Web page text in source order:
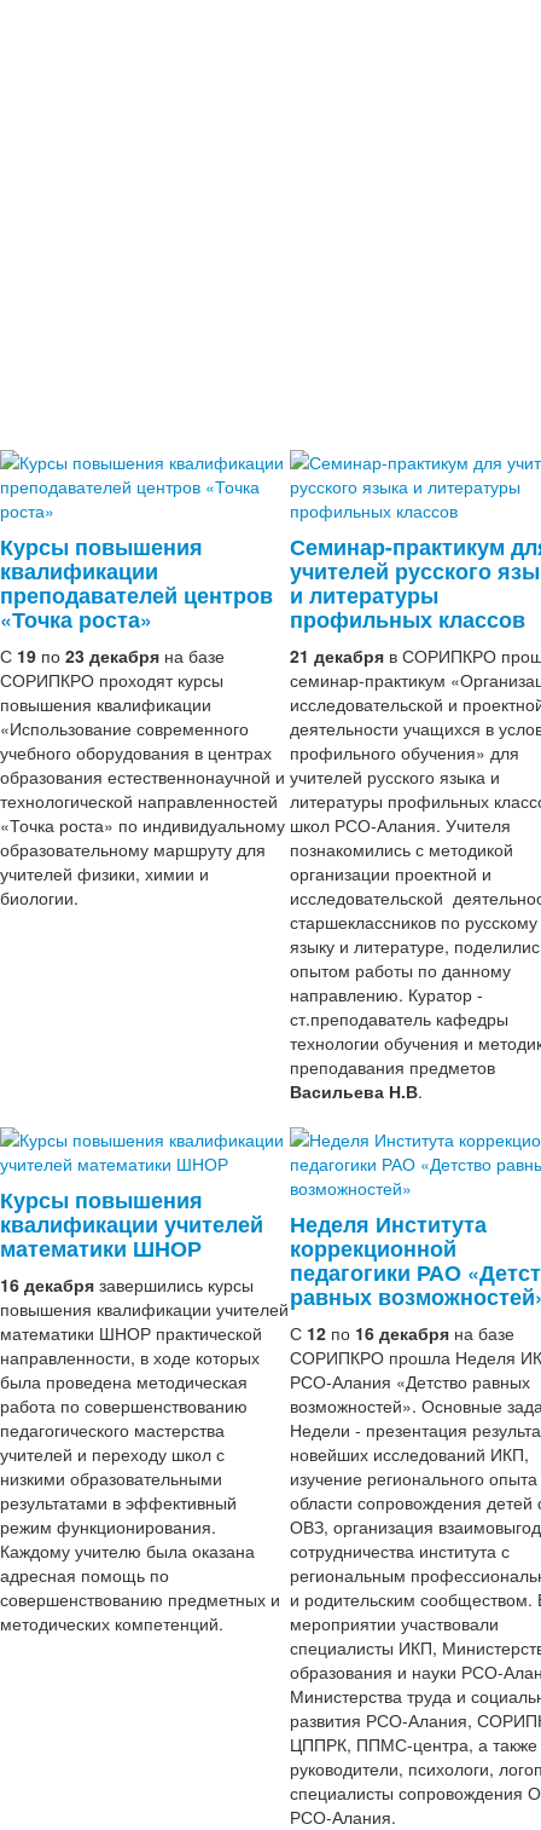
Курсы повышения
квалификации
преподавателей центров
«Точка роста»
С 19 по 23 декабря на базе
СОРИПКРО проходят курсы
повышения квалификации
«Использование современного
учебного оборудования в центрах
образования естественнонаучной и
технологической направленностей
«Точка роста» по индивидуальному
образовательному маршруту для
учителей физики, химии и
биологии.
Семинар-практикум
учителей русского
и литературы
профильных классов
21 декабря в СОРИПКРО
семинар-практикум
исследовательской и
деятельности учащихся в
профильного обучения» для
учителей русского языка и
литературы профильных
школ РСО-Алания. Учителя
познакомились с методикой
организации проектной и
исследовательской
старшеклассников по русскому
языку и литературе,
опытом работы по данному
направлению. Куратор -
ст.преподаватель кафедры
технологии обучения и
преподавания предметов
Васильева Н.В.
Курсы повышения
квалификации учителей
математики ШНОР
16 декабря завершились курсы
повышения квалификации учителей
математики ШНОР практической
направленности, в ходе которых
была проведена методическая
работа по совершенствованию
педагогического мастерства
учителей и переходу школ с
низкими образовательными
результатами в эффективный
режим функционирования.
Каждому учителю была оказана
адресная помощь по
совершенствованию предметных и
методических компетенций.
Неделя Института
коррекционной
педагогики РАО
равных
С 12 по 16 декабря на базе
СОРИПКРО прошла Неделя
РСО-Алания «Детство равных
возможностей». Основные
Недели - презентация
новейших исследований ИКП,
изучение регионального опыта
области сопровождения детей
ОВЗ, организация
сотрудничества института с
региональным
и родительским сообществом.
мероприятии участвовали
специалисты ИКП,
образования и науки РСО-
Министерства труда и
развития РСО-Алания,
ЦППРК, ППМС-центра, а также
руководители, психологи,
специалисты сопровождения
РСО-Алания.